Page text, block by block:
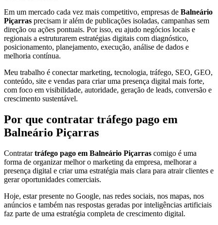
Em um mercado cada vez mais competitivo, empresas de Balneário
Piçarras precisam ir além de publicações isoladas, campanhas sem
direção ou ações pontuais. Por isso, eu ajudo negócios locais e
regionais a estruturarem estratégias digitais com diagnóstico,
posicionamento, planejamento, execução, análise de dados e
melhoria contínua.
Meu trabalho é conectar marketing, tecnologia, tráfego, SEO, GEO,
conteúdo, site e vendas para criar uma presença digital mais forte,
com foco em visibilidade, autoridade, geração de leads, conversão e
crescimento sustentável.
Por que contratar tráfego pago em
Balneário Piçarras
Contratartráfego pago em Balneário Piçarras comigo é uma
forma de organizar melhor o marketing da empresa, melhorar a
presença digital e criar uma estratégia mais clara para atrair clientes e
gerar oportunidades comerciais.
Hoje, estar presente no Google, nas redes sociais, nos mapas, nos
anúncios e também nas respostas geradas por inteligências artificiais
faz parte de uma estratégia completa de crescimento digital.